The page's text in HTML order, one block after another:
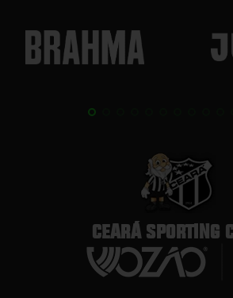
CEARÁ SPORTING